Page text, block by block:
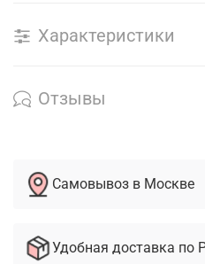
Характеристики
Отзывы
Самовывоз в Москве
Удобная доставка по